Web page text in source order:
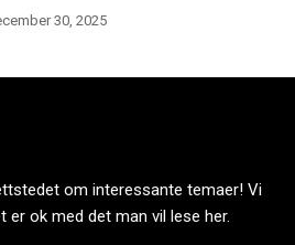
30, 2025
om interessante temaer! Vi
er ok med det man vil lese her.